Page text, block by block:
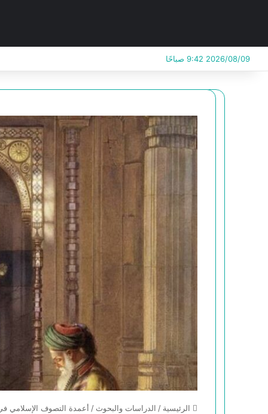
2026/08/09 9:42 صباحًا
الرئيسية / الدراسات والبحوث / أعمدة التصوف الإسلامي